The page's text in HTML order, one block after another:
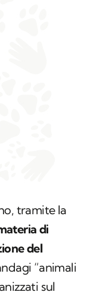
tramite la
di
del
“animali
sul